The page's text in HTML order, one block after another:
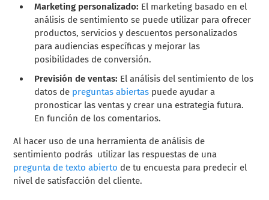
Marketing personalizado: El marketing basado en el
análisis de sentimiento se puede utilizar para ofrecer
productos, servicios y descuentos personalizados
para audiencias específicas y mejorar las
posibilidades de conversión.
Previsión de ventas: El análisis del sentimiento de los
datos de preguntas abiertas puede ayudar a
pronosticar las ventas y crear una estrategia futura.
En función de los comentarios.
Al hacer uso de una herramienta de análisis de
sentimiento podrás utilizar las respuestas de una
pregunta de texto abierto de tu encuesta para predecir el
nivel de satisfacción del cliente.